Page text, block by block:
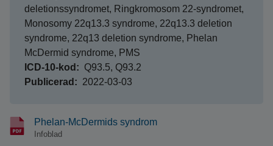
deletionssyndromet, Ringkromosom 22-syndromet,
Monosomy 22q13.3 syndrome, 22q13.3 deletion
syndrome, 22q13 deletion syndrome, Phelan
McDermid syndrome, PMS
ICD-10-kod Q93.5, Q93.2
Publicerad 2022-03-03
Phelan-McDermids syndrom
Infoblad